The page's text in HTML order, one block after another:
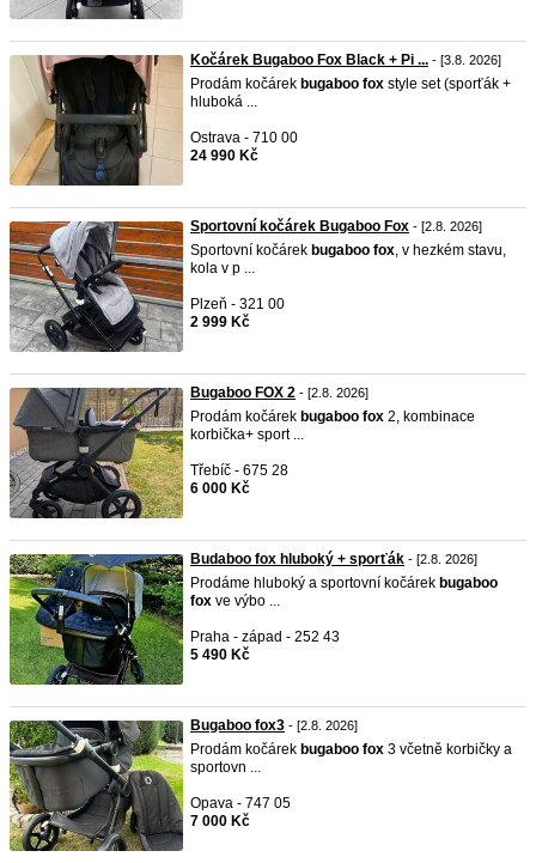
Kočárek Bugaboo Fox Black + Pi ... - [3.8. 2026]
Prodám kočárek bugaboo fox style set (sporťák +
hluboká ...
Ostrava - 710 00
24 990 Kč
Sportovní kočárek Bugaboo Fox - [2.8. 2026]
Sportovní kočárek bugaboo fox, v hezkém stavu,
kola v p ...
Plzeň - 321 00
2 999 Kč
Bugaboo FOX 2 - [2.8. 2026]
Prodám kočárek bugaboo fox 2, kombinace
korbička+ sport ...
Třebíč - 675 28
6 000 Kč
Budaboo fox hluboký + sporťák - [2.8. 2026]
Prodáme hluboký a sportovní kočárek bugaboo
fox ve výbo ...
Praha - západ - 252 43
5 490 Kč
Bugaboo fox3 - [2.8. 2026]
Prodám kočárek bugaboo fox 3 včetně korbičky a
sportovn ...
Opava - 747 05
7 000 Kč